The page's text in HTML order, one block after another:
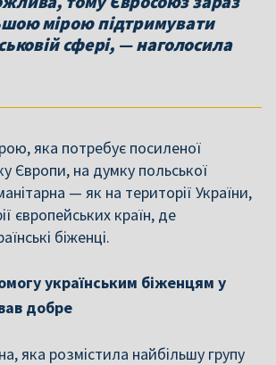
мірою підтримувати
сфері, — наголосила
яка потребує посиленої
Європи, на думку польської
— як на території України,
європейських країн, де
біженці.
українським біженцям у
добре
яка розмістила найбільшу групу